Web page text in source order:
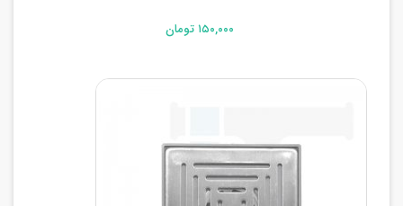
۱۵۰,۰۰۰ تومان